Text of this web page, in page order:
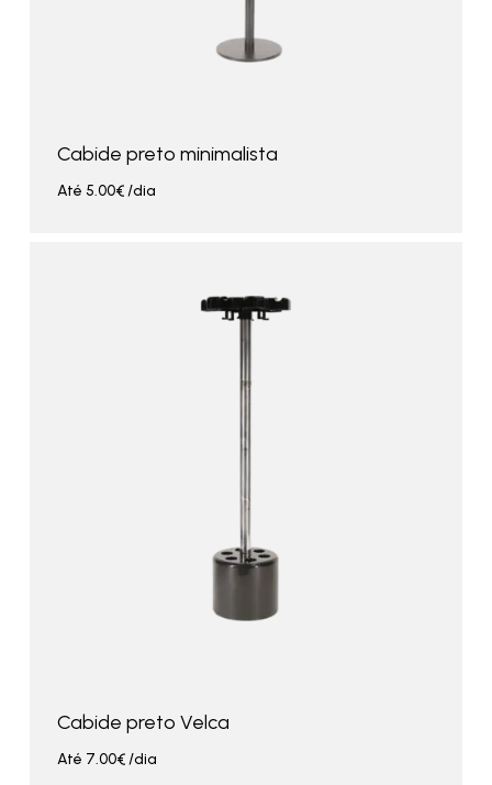
Cabide preto minimalista
Até 5.00€/dia
Cabide preto Velca
Até 7.00€/dia